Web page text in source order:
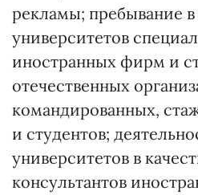
рекламы; пребывание
университетов
иностранных фирм и
отечественных
командированных,
и студентов;
университетов в
консультантов